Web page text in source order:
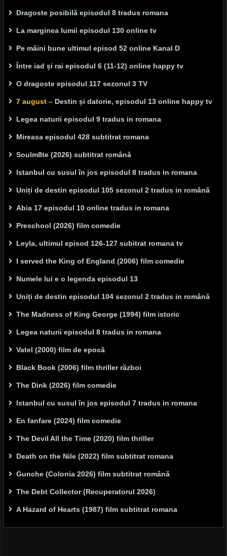
Dragoste posibilă episodul 8 tradus romana
La marginea lumii episodul 130 online tv
Pe mâini bune ultimul episod 52 online Kanal D
Între iad și rai episodul 6 (11-12) online happy tv
O dragoste episodul 117 sezonul 3 TV
7 august – Destin și datorie, episodul 13 online happy tv
Legea naturii episodul 9 tradus in romana
Mireasa episodul 428 subtitrat romana
Soulm8te (2026) subtitrat română
Istanbul cu susul în jos episodul 8 tradus in romana
Uniți de destin episodul 105 sezonul 2 tradus in română
Abia 17 episodul 10 online tradus in romana
Preschool (2026) film comedie
Leyla, ultimul episod 126-127 subitrat romana tv
I served the King of England (2006) film comedie
Numele lui e o legenda episodul 13
Uniți de destin episodul 104 sezonul 2 tradus in română
The Madness of King George (1994) film istoric
Legea naturii episodul 8 tradus in romana
Vatel (2000) film de epocă
Black Book (2006) film thriller război
The Dink (2026) film comedie
Istanbul cu susul în jos episodul 7 tradus in romana
En fanfare (2024) film comedie
The Devil All the Time (2020) film thriller
Death on the Nile (2022) film subtitrat romana
Gunche (Colonia 2026) film subtitrat română
The Debt Collector (Recuperatorul 2026)
A Hazard of Hearts (1987) film subtitrat romana